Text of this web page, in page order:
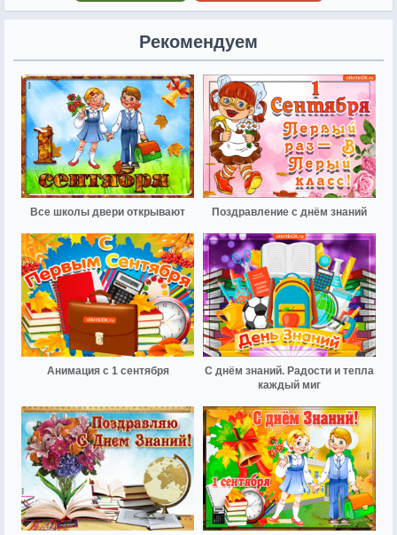
Рекомендуем
Все школы двери открывают Поздравление с днём знаний
Анимация с 1 сентября
С днём знаний. Радости и тепла
каждый миг